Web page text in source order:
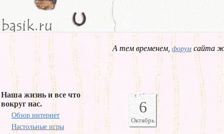
А тем временем,форум сайта
Наша жизнь и все что
вокруг нас.
Обзор интернет
Настольные игры
6
Октябрь